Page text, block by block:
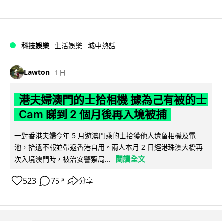
科技娛樂 生活娛樂 城中熱話
Lawton 1 日
港夫婦澳門的士拾相機 據為己有被的士
Cam 睇到 2 個月後再入境被捕
一對香港夫婦今年 5 月遊澳門乘的士拾獲他人遺留相機及電
池，拾遺不報並帶返香港自用。兩人本月 2 日經港珠澳大橋再
次入境澳門時，被治安警察局...
閱讀全文
523 75 ↗ 分享